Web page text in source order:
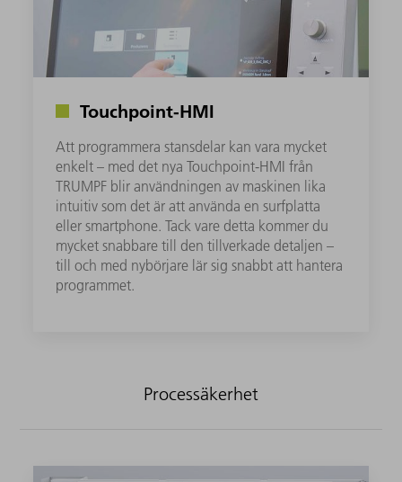
Touchpoint-HMI
Att programmera stansdelar kan vara mycket
enkelt – med det nya Touchpoint-HMI från
TRUMPF blir användningen av maskinen lika
intuitiv som det är att använda en surfplatta
eller smartphone. Tack vare detta kommer du
mycket snabbare till den tillverkade detaljen –
till och med nybörjare lär sig snabbt att hantera
programmet.
Processäkerhet